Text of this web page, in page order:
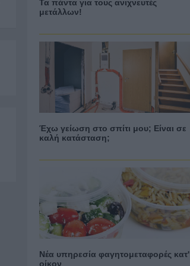
Τα πάντα για τους ανιχνευτές
μετάλλων!
Έχω γείωση στο σπίτι μου; Είναι σε
καλή κατάσταση;
Νέα υπηρεσία φαγητομεταφορές κατ'
οίκον